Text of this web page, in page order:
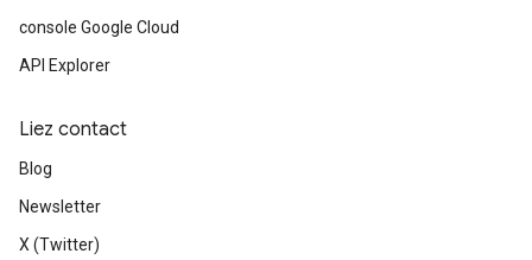
console Google Cloud
API Explorer
Liez contact
Blog
Newsletter
X (Twitter)